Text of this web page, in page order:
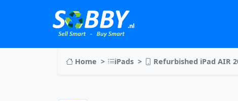
Home iPads Refurbished iPad AIR